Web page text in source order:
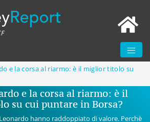
e la corsa al riarmo: è il miglior titolo su
e la corsa al riarmo: è il
su cui puntare in Borsa?
hanno raddoppiato di valore. Perchè